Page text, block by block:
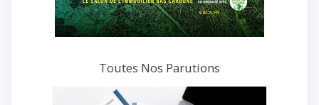
Toutes Nos Parutions